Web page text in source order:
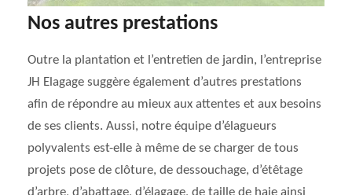
Nos autres prestations
Outre la plantation et l’entretien de jardin, l’entreprise
JH Elagage suggère également d’autres prestations
afin de répondre au mieux aux attentes et aux besoins
de ses clients. Aussi, notre équipe d’élagueurs
polyvalents est-elle à même de se charger de tous
projets pose de clôture, de dessouchage, d’étêtage
d’arbre, d’abattage, d’élagage, de taille de haie ainsi